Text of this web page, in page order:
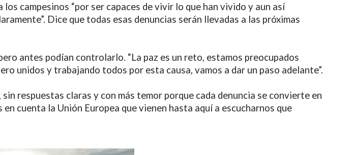
campesinos “por ser capaces de vivir lo que han vivido y aun así
Dice que todas esas denuncias serán llevadas a las próximas
antes podían controlarlo. “La paz es un reto, estamos preocupados
unidos y trabajando todos por esta causa, vamos a dar un paso adelante”.
respuestas claras y con más temor porque cada denuncia se convierte en
cuenta la Unión Europea que vienen hasta aquí a escucharnos que